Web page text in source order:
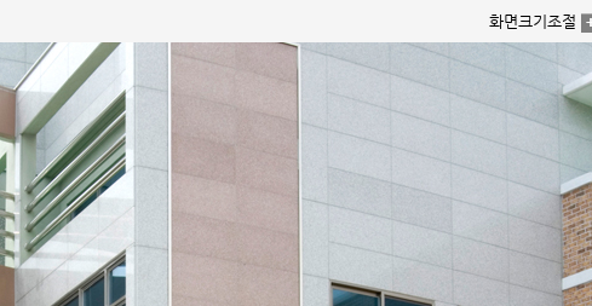
화면크기조절